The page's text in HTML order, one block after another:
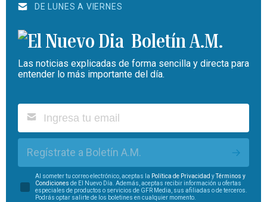
DE LUNES A VIERNES
Boletín A.M.
Las noticias explicadas de forma sencilla y directa para
entender lo más importante del día.
Regístrate a Boletín A.M.
Al someter tu correo electrónico, aceptas la Política de Privacidad yTérminos y
Condiciones de El Nuevo Día. Además, aceptas recibir información u ofertas
especiales de productos o servicios de GFR Media, sus afiliadas o de terceros.
Podrás optar salirte de los boletines en cualquier momento.